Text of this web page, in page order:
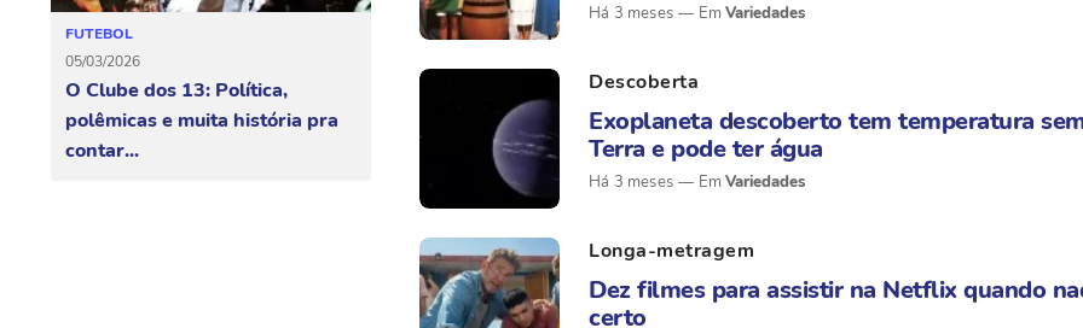
FUTEBOL
05/03/2026
O Clube dos 13: Política,
polêmicas e muita história pra
contar...
Há 3 meses Variedades
Descoberta
Exoplaneta descoberto tem temperatura
Terra e pode ter água
Há 3 meses Variedades
Longa-metragem
Dez filmes para assistir na Netflix quando
certo